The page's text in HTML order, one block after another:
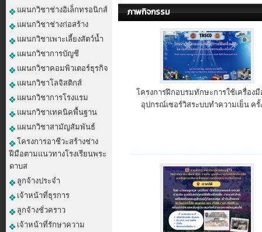
แผนกวิชาช่างอิเล็กทรอนิกส์
แผนกวิชาช่างก่อสร้าง
แผนกวิชาเพาะเลี้ยงสัตว์น้ำ
แผนกวิชาการบัญชี
แผนกวิชาคอมพิวเตอร์ธุรกิจ
แผนกวิชาโลจิสติกส์
แผนกวิชาการโรงแรม
แผนกวิชาเทคนิคพื้นฐาน
แผนกวิชาสามัญสัมพันธ์
โครงการอาชีวะสร้างช่าง
ฝีมือตามแนวทางโรงเรียนพระ
ดาบส
ลูกจ้างประจำ
เจ้าหน้าที่ธุรการ
ลูกจ้างชั่วคราว
เจ้าหน้าที่รักษาความ
ประกาศวิทยาลัยการอาชีพหัวไทร เรื่อ
ประกาศวิทยาลัยการอาชีพหัวไทร เรื่
ประกาศรายชื่อผู้มีสิทธิ์สอบตำแหน่งลู
ประกาศวิทยาลัยการอาชีพหัวไทร รับ
ประกาศผลการคัดเลือกลูกจ้างชั่วครา
ประกาศรายชื่อผู้มีสิทธิ์สอบ ลูกจ้างชั่ว
ภาคเรียนที่ ๑ (เพิ่มเติม) 68
ภาพกิจกรรม
โครงการฝึกอบรมทักษะการใช้เครื่องมื
อุปกรณ์เซอร์วิสระบบทำความเย็น ครั้